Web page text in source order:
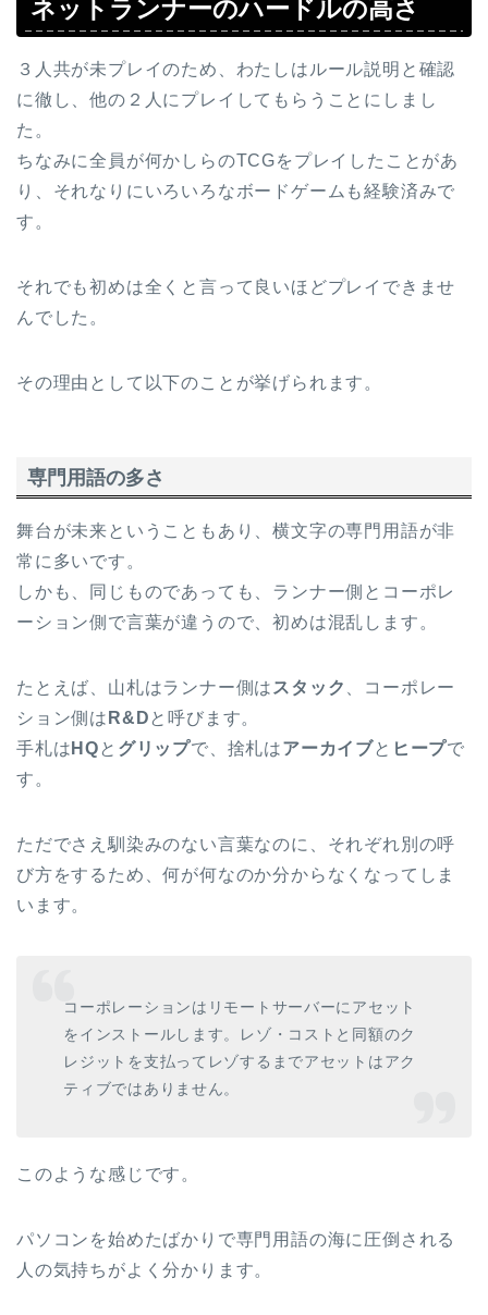
ネットランナーのハードルの高さ
３人共が未プレイのため、わたしはルール説明と確認
に徹し、他の２人にプレイしてもらうことにしまし
た。
ちなみに全員が何かしらのTCGをプレイしたことがあ
り、それなりにいろいろなボードゲームも経験済みで
す。
それでも初めは全くと言って良いほどプレイできませ
んでした。
その理由として以下のことが挙げられます。
専門用語の多さ
舞台が未来ということもあり、横文字の専門用語が非
常に多いです。
しかも、同じものであっても、ランナー側とコーポレ
ーション側で言葉が違うので、初めは混乱します。
たとえば、山札はランナー側は スタック
、コーポレー
ション側は R&D と呼びます。
手札は HQ と グリップで、捨札はアーカイブと ヒープで
す。
ただでさえ馴染みのない言葉なのに、それぞれ別の呼
び方をするため、何が何なのか分からなくなってしま
います。
コーポレーションはリモートサーバーにアセット
をインストールします。レゾ・コストと同額のク
レジットを支払ってレゾするまでアセットはアク
ティブではありません。
このような感じです。
パソコンを始めたばかりで専門用語の海に圧倒される
人の気持ちがよく分かります。